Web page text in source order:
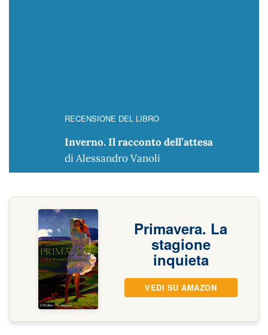
RECENSIONE DEL LIBRO
Inverno. Il racconto dell’attesa
di Alessandro Vanoli
Primavera. La
stagione
inquieta
VEDI SU AMAZON